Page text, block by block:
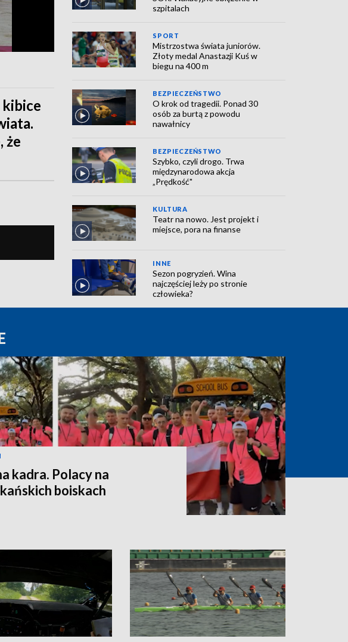
kibice
że
szpitalach
SPORT
Mistrzostwa świata juniorów.
Złoty medal Anastazji Kuś w
biegu na 400 m
BEZPIECZEŃSTWO
O krok od tragedii. Ponad 30
osób za burtą z powodu
nawałnicy
BEZPIECZEŃSTWO
Szybko, czyli drogo. Trwa
międzynarodowa akcja
„Prędkość"
KULTURA
Teatr na nowo. Jest projekt i
miejsce, pora na finanse
INNE
Sezon pogryzień. Wina
najczęściej leży po stronie
człowieka?
kadra. Polacy na
boiskach